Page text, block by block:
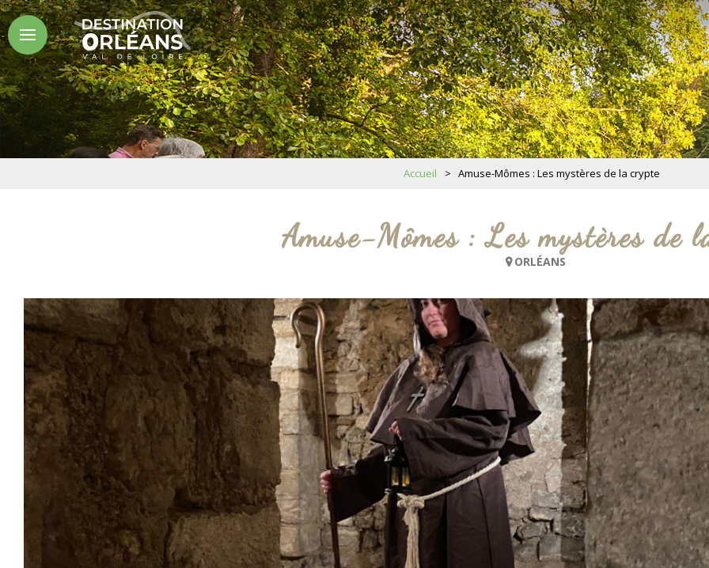
Accueil > Amuse-Mômes : Les mystères de la crypte
Amuse-Mômes : Les mystères de
ORLÉANS